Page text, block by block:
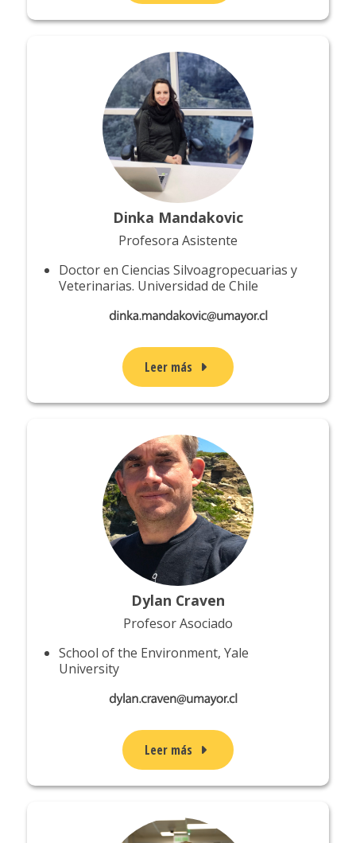
Dinka Mandakovic
Profesora Asistente
Doctor en Ciencias Silvoagropecuarias y
Veterinarias. Universidad de Chile
Leer más
Dylan Craven
Profesor Asociado
School of the Environment, Yale
University
Leer más